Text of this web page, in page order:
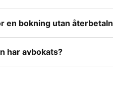
en bokning utan
har avbokats?